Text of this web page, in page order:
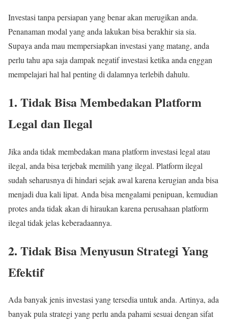
Investasi tanpa persiapan yang benar akan merugikan anda.
Penanaman modal yang anda lakukan bisa berakhir sia sia.
Supaya anda mau mempersiapkan investasi yang matang, anda
perlu tahu apa saja dampak negatif investasi ketika anda enggan
mempelajari hal hal penting di dalamnya terlebih dahulu.
1. Tidak Bisa Membedakan Platform
Legal dan Ilegal
Jika anda tidak membedakan mana platform investasi legal atau
ilegal, anda bisa terjebak memilih yang ilegal. Platform ilegal
sudah seharusnya di hindari sejak awal karena kerugian anda bisa
menjadi dua kali lipat. Anda bisa mengalami penipuan, kemudian
protes anda tidak akan di hiraukan karena perusahaan platform
ilegal tidak jelas keberadaannya.
2. Tidak Bisa Menyusun Strategi Yang
Efektif
Ada banyak jenis investasi yang tersedia untuk anda. Artinya, ada
banyak pula strategi yang perlu anda pahami sesuai dengan sifat